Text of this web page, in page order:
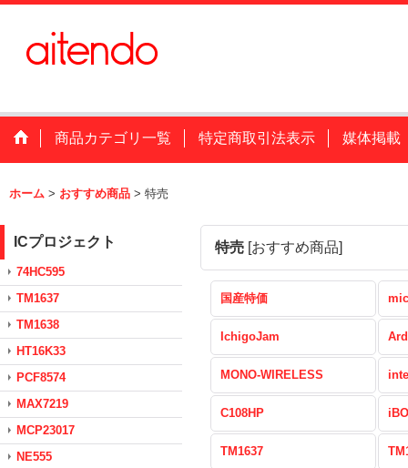
商品カテゴリ一覧 特定商取引法表示 媒体掲載
ホーム > おすすめ商品 > 特売
ICプロジェクト
74HC595
TM1637
TM1638
HT16K33
PCF8574
MAX7219
MCP23017
NE555
特売 [おすすめ商品]
国産特価
IchigoJam
MONO-WIRELESS
C108HP
TM1637